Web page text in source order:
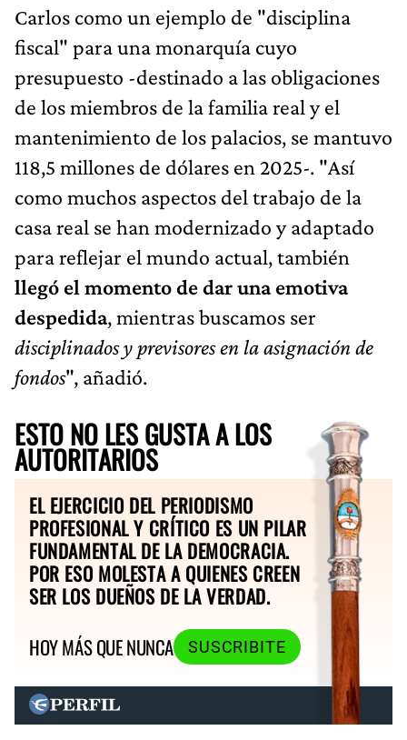
Carlos como un ejemplo de "disciplina
fiscal" para una monarquía cuyo
presupuesto -destinado a las obligaciones
de los miembros de la familia real y el
mantenimiento de los palacios, se mantuvo
118,5 millones de dólares en 2025-. "Así
como muchos aspectos del trabajo de la
casa real se han modernizado y adaptado
para reflejar el mundo actual, también
llegó el momento de dar una emotiva
despedida, mientras buscamos ser
disciplinados y previsores en la asignación de
fondos", añadió.
ESTO NO LES GUSTA A LOS
AUTORITARIOS
EL EJERCICIO DEL PERIODISMO
PROFESIONAL Y CRÍTICO ES UN PILAR
FUNDAMENTAL DE LA DEMOCRACIA.
POR ESO MOLESTA A QUIENES CREEN
SER LOS DUEÑOS DE LA VERDAD.
HOY MÁS QUE NUNCA
SUSCRIBITE